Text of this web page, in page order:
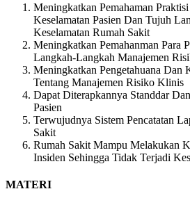
Meningkatkan Pemahaman
Keselamatan Pasien Dan Tujuh
Keselamatan Rumah Sakit
Meningkatkan Pemahanman Para
Langkah-Langkah Manajemen
Meningkatkan Pengetahuana Dan
Tentang Manajemen Risiko Klinis
Dapat Diterapkannya Standdar
Pasien
Terwujudnya Sistem Pencatatan
Sakit
Rumah Sakit Mampu Melakukan
Insiden Sehingga Tidak Terjadi
MATERI